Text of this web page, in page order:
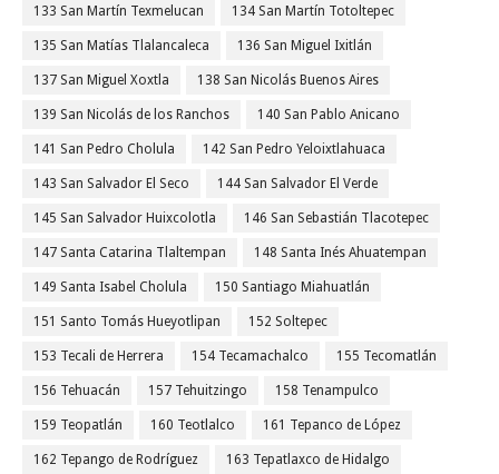
133 San Martín Texmelucan 134 San Martín Totoltepec
135 San Matías Tlalancaleca 136 San Miguel Ixitlán
137 San Miguel Xoxtla 138 San Nicolás Buenos Aires
139 San Nicolás de los Ranchos 140 San Pablo Anicano
141 San Pedro Cholula 142 San Pedro Yeloixtlahuaca
143 San Salvador El Seco 144 San Salvador El Verde
145 San Salvador Huixcolotla 146 San Sebastián Tlacotepec
147 Santa Catarina Tlaltempan 148 Santa Inés Ahuatempan
149 Santa Isabel Cholula 150 Santiago Miahuatlán
151 Santo Tomás Hueyotlipan 152 Soltepec
153 Tecali de Herrera 154 Tecamachalco 155 Tecomatlán
156 Tehuacán 157 Tehuitzingo 158 Tenampulco
159 Teopatlán 160 Teotlalco 161 Tepanco de López
162 Tepango de Rodríguez 163 Tepatlaxco de Hidalgo